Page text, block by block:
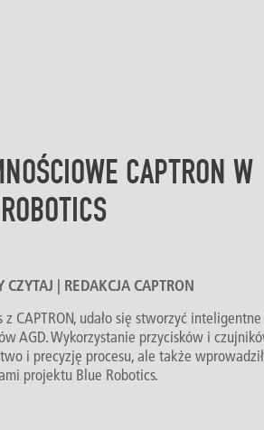
CAPTRON W
| REDAKCJA CAPTRON
CAPTRON, udało się stworzyć
AGD. Wykorzystanie przycisków i
i precyzję procesu, ale także
projektu Blue Robotics.